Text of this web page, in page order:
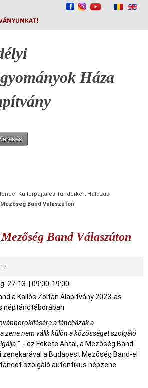
Háza
Kultúrpajta és Tündérkert Hálózat
Band Válaszúton
Band Válaszúton
27-13.
09:00-19:00
a Kallós Zoltán Alapítvány 2023-as
néptánctáborában
a táncházak a
zene nem válik külön a közösséget szolgáló
- ez Fekete Antal, a Mezőség Band
a Budapest Mezőség Band-el
szolgáló autentikus népzene